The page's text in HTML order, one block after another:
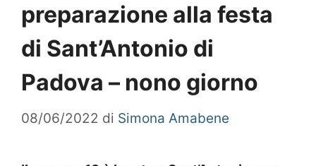
preparazione alla festa
di Sant’Antonio di
Padova – nono giorno
08/06/2022 di Simona Amabene